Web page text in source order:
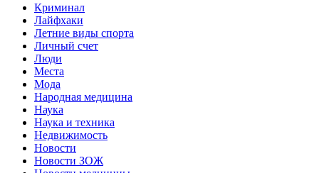
Криминал
Лайфхаки
Летние виды спорта
Личный счет
Люди
Места
Мода
Народная медицина
Наука
Наука и техника
Недвижимость
Новости
Новости ЗОЖ